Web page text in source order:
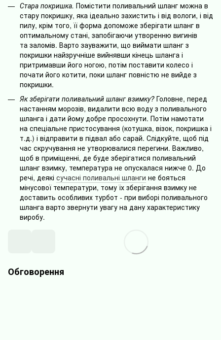
Стара покришка. Помістити поливальний шланг можна в
стару покришку, яка ідеально захистить і від вологи, і від
пилу, крім того, її форма допоможе зберігати шланг в
оптимальному стані, запобігаючи утворенню вигинів
та заломів. Варто зауважити, що виймати шланг з
покришки найзручніше вийнявши кінець шланга і
притримавши його ногою, потім поставити колесо і
почати його котити, поки шланг повністю не вийде з
покришки.
Як зберігати поливальний шланг взимку? Головне, перед
настанням морозів, видалити всю воду з поливального
шланга і дати йому добре просохнути. Потім намотати
на спеціальне пристосування (котушка, візок, покришка і
т.д.) і відправити в підвал або сарай. Слідкуйте, щоб під
час скручування не утворювалися перегини. Важливо,
щоб в приміщенні, де буде зберігатися поливальний
шланг взимку, температура не опускалася нижче 0. До
речі, деякі сучасні поливальні шланги не бояться
мінусової температури, тому їх зберігання взимку не
доставить особливих турбот - при виборі поливального
шланга варто звернути увагу на дану характеристику
виробу.
Обговорення